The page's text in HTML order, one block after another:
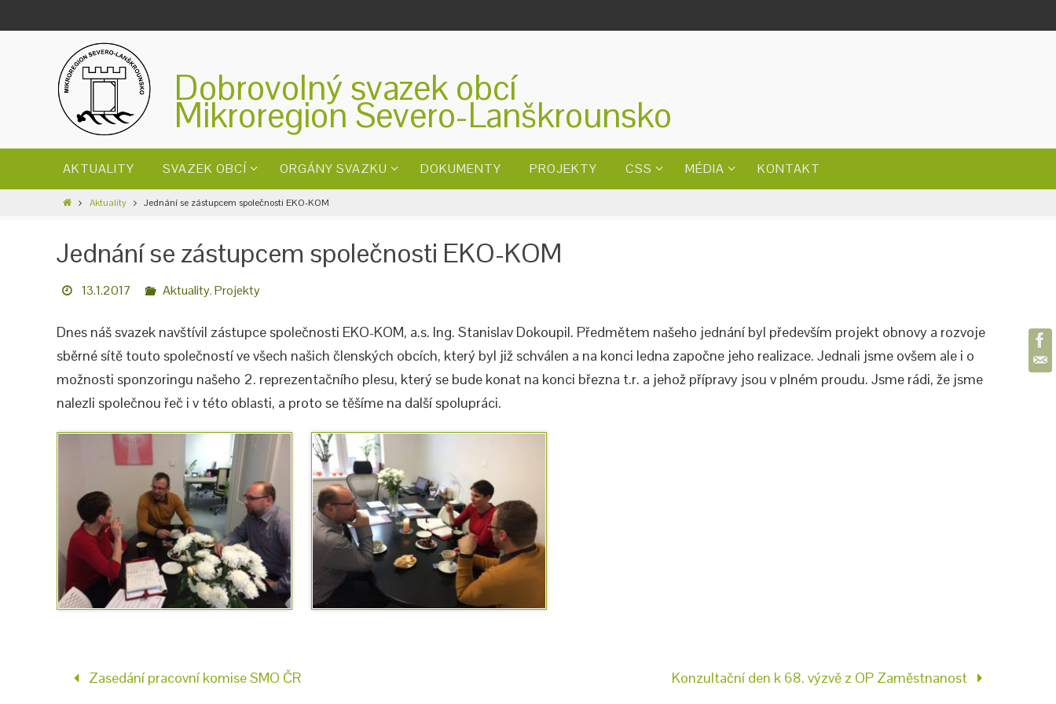
Dobrovolný svazek obcí
Mikroregion Severo-Lanškrounsko
AKTUALITY SVAZEK OBCÍ ORGÁNY SVAZKU DOKUMENTY PROJEKTY CSS MÉDIA KONTAKT
Aktuality Jednání se zástupcem společnosti EKO-KOM
Jednání se zástupcem společnosti EKO-KOM
13.1.2017 Aktuality,Projekty
Dnes náš svazek navštívil zástupce společnosti EKO-KOM, a.s. Ing. Stanislav Dokoupil. Předmětem našeho jednání byl především projekt obnovy a rozvoje
sběrné sítě touto společností ve všech našich členských obcích, který byl již schválen a na konci ledna započne jeho realizace. Jednali jsme ovšem ale i o
možnosti sponzoringu našeho 2. reprezentačního plesu, který se bude konat na konci března t.r. a jehož přípravy jsou v plném proudu. Jsme rádi, že jsme
nalezli společnou řeč i v této oblasti, a proto se těšíme na další spolupráci.
Zasedání pracovní komise SMO ČR Konzultační den k 68. výzvě z OP Zaměstnanost